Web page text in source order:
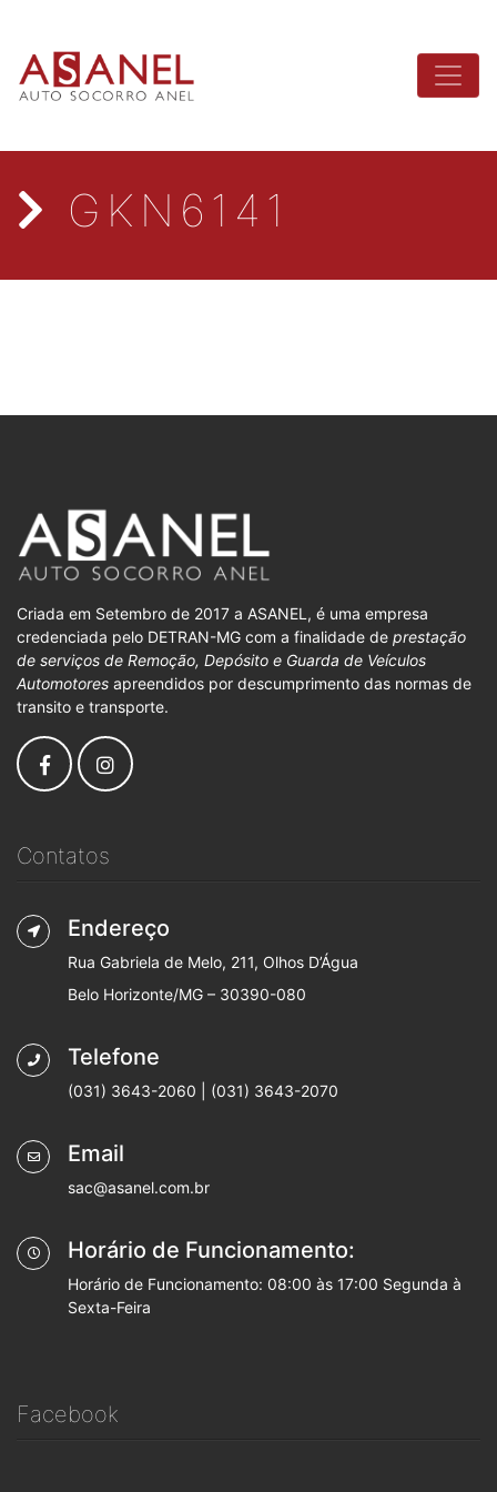
GKN6141
Criada em Setembro de 2017 a ASANEL, é uma empresa
credenciada pelo DETRAN-MG com a finalidade de prestação
de serviços de Remoção, Depósito e Guarda de Veículos
Automotores apreendidos por descumprimento das normas de
transito e transporte.
Contatos
Endereço
Rua Gabriela de Melo, 211, Olhos D’Água
Belo Horizonte/MG – 30390-080
Telefone
(031) 3643-2060 | (031) 3643-2070
Email
sac@asanel.com.br
Horário de Funcionamento:
Horário de Funcionamento: 08:00 às 17:00 Segunda à
Sexta-Feira
Facebook